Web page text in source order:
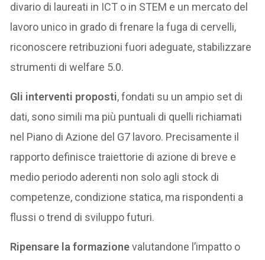
divario di laureati in ICT o in STEM e un mercato del
lavoro unico in grado di frenare la fuga di cervelli,
riconoscere retribuzioni fuori adeguate, stabilizzare
strumenti di welfare 5.0.
Gli interventi proposti, fondati su un ampio set di
dati, sono simili ma più puntuali di quelli richiamati
nel Piano di Azione del G7 lavoro. Precisamente il
rapporto definisce traiettorie di azione di breve e
medio periodo aderenti non solo agli stock di
competenze, condizione statica, ma rispondenti a
flussi o trend di sviluppo futuri.
Ripensare la formazionevalutandone l’impatto o